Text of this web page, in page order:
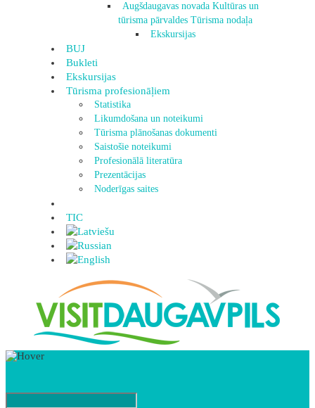
Augšdaugavas novada Kultūras un
tūrisma pārvaldes Tūrisma nodaļa
Ekskursijas
BUJ
Bukleti
Ekskursijas
Tūrisma profesionāļiem
Statistika
Likumdošana un noteikumi
Tūrisma plānošanas dokumenti
Saistošie noteikumi
Profesionālā literatūra
Prezentācijas
Noderīgas saites
TIC